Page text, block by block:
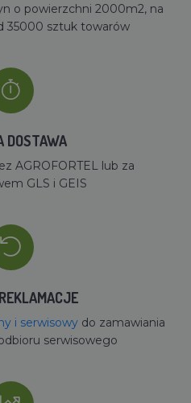
o powierzchni 2000m2, na
35000 sztuk towarów
DOSTAWA
AGROFORTEL lub za
GLS i GEIS
i serwisowydo zamawiania
serwisowego